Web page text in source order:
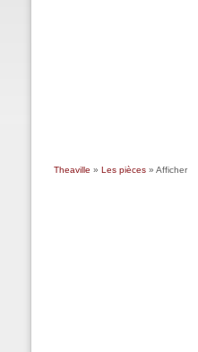
Theaville »Les pièces » Afficher